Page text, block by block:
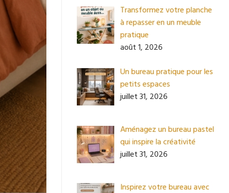
Transformez votre planche
à repasser en un meuble
pratique
août 1, 2026
Un bureau pratique pour les
petits espaces
juillet 31, 2026
Aménagez un bureau pastel
qui inspire la créativité
juillet 31, 2026
Inspirez votre bureau avec